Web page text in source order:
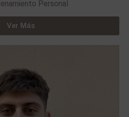
Personal
Ver Más